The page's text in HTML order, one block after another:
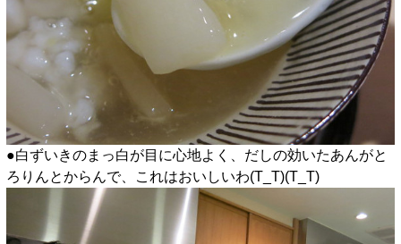
●白ずいきのまっ白が目に心地よく、だしの効いたあんがと
ろりんとからんで、これはおいしいわ(T_T)(T_T)